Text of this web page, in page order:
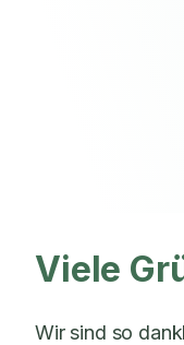
Viele
Wir sind so